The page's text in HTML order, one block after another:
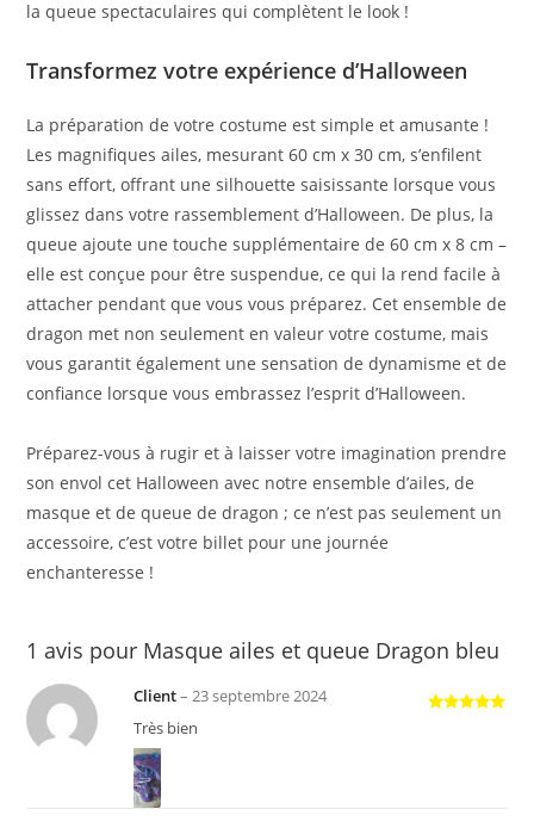
la queue spectaculaires qui complètent le look !
Transformez votre expérience d’Halloween
La préparation de votre costume est simple et amusante !
Les magnifiques ailes, mesurant 60 cm x 30 cm, s’enfilent
sans effort, offrant une silhouette saisissante lorsque vous
glissez dans votre rassemblement d’Halloween. De plus, la
queue ajoute une touche supplémentaire de 60 cm x 8 cm –
elle est conçue pour être suspendue, ce qui la rend facile à
attacher pendant que vous vous préparez. Cet ensemble de
dragon met non seulement en valeur votre costume, mais
vous garantit également une sensation de dynamisme et de
confiance lorsque vous embrassez l’esprit d’Halloween.
Préparez-vous à rugir et à laisser votre imagination prendre
son envol cet Halloween avec notre ensemble d’ailes, de
masque et de queue de dragon ; ce n’est pas seulement un
accessoire, c’est votre billet pour une journée
enchanteresse !
1 avis pour Masque ailes et queue Dragon bleu
Client– 23 septembre 2024
Très bien